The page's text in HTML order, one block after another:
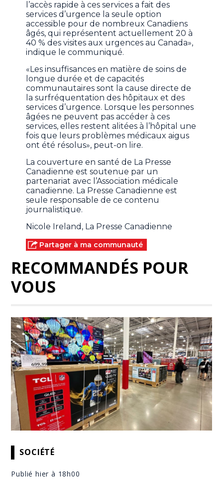
l’accès rapide à ces services a fait des
services d’urgence la seule option
accessible pour de nombreux Canadiens
âgés, qui représentent actuellement 20 à
40 % des visites aux urgences au Canada»,
indique le communiqué.
«Les insuffisances en matière de soins de
longue durée et de capacités
communautaires sont la cause directe de
la surfréquentation des hôpitaux et des
services d’urgence. Lorsque les personnes
âgées ne peuvent pas accéder à ces
services, elles restent alitées à l’hôpital une
fois que leurs problèmes médicaux aigus
ont été résolus», peut-on lire.
La couverture en santé de La Presse
Canadienne est soutenue par un
partenariat avec l’Association médicale
canadienne. La Presse Canadienne est
seule responsable de ce contenu
journalistique.
Nicole Ireland, La Presse Canadienne
Partager à ma communauté
RECOMMANDÉS POUR
VOUS
SOCIÉTÉ
Publié hier à 18h00